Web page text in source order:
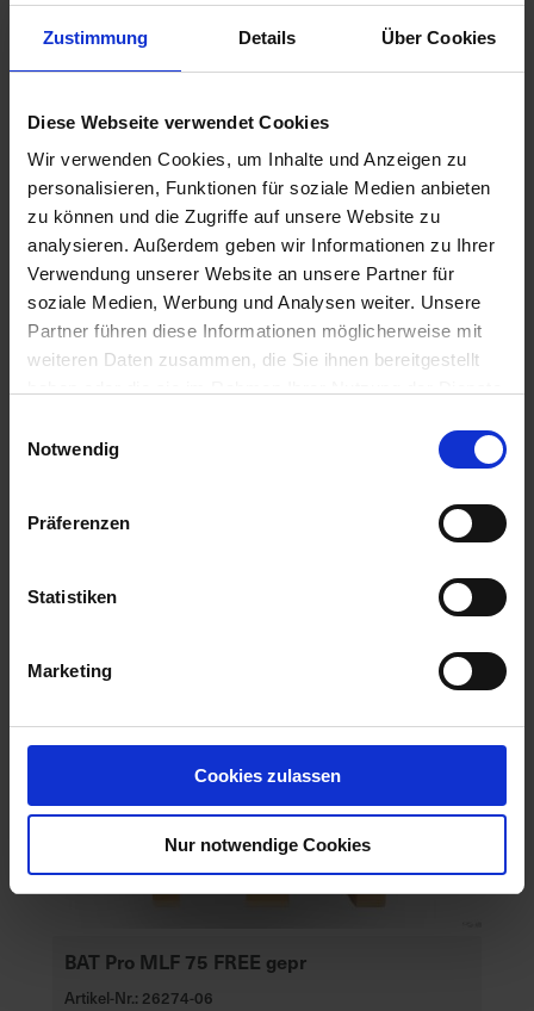
Zustimmung Details Über Cookies
Diese Webseite verwendet Cookies
Wir verwenden Cookies, um Inhalte und Anzeigen zu
personalisieren, Funktionen für soziale Medien anbieten
zu können und die Zugriffe auf unsere Website zu
analysieren. Außerdem geben wir Informationen zu Ihrer
Verwendung unserer Website an unsere Partner für
soziale Medien, Werbung und Analysen weiter. Unsere
Partner führen diese Informationen möglicherweise mit
weiteren Daten zusammen, die Sie ihnen bereitgestellt
Notwendig
Präferenzen
Statistiken
Marketing
Cookies zulassen
Nur notwendige Cookies
Artikel-Nr.: 26201-02-cfg
BAT Pro MLF 75 FREE gepr
Artikel-Nr.: 26274-06